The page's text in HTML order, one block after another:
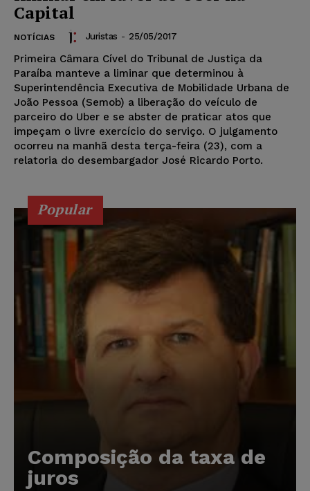
Capital
NOTÍCIAS Juristas - 25/05/2017
Primeira Câmara Cível do Tribunal de Justiça da
Paraíba manteve a liminar que determinou à
Superintendência Executiva de Mobilidade Urbana de
João Pessoa (Semob) a liberação do veículo de
parceiro do Uber e se abster de praticar atos que
impeçam o livre exercício do serviço. O julgamento
ocorreu na manhã desta terça-feira (23), com a
relatoria do desembargador José Ricardo Porto.
Popular
Composição da taxa de
juros